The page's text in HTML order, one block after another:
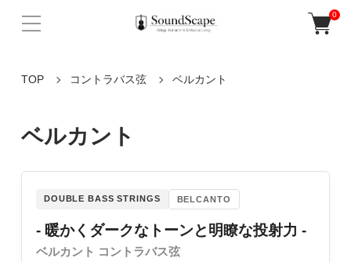
0
TOP コントラバス弦 ベルカント
ベルカント
DOUBLE BASS STRINGS BELCANTO
- 暖かくダークなトーンと明瞭な投射力 -
ベルカント コントラバス弦